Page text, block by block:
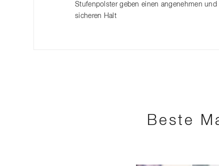
Stufenpolster geben einen angenehmen und
sicheren Halt
Beste